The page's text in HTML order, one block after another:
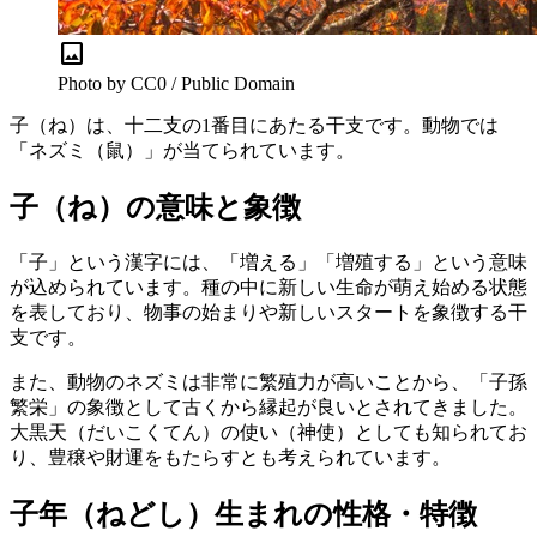
image
Photo by CC0 / Public Domain
子（ね）は、十二支の1番目にあたる干支です。動物では
「ネズミ（鼠）」が当てられています。
子（ね）の意味と象徴
「子」という漢字には、「増える」「増殖する」という意味
が込められています。種の中に新しい生命が萌え始める状態
を表しており、物事の始まりや新しいスタートを象徴する干
支です。
また、動物のネズミは非常に繁殖力が高いことから、「子孫
繁栄」の象徴として古くから縁起が良いとされてきました。
大黒天（だいこくてん）の使い（神使）としても知られてお
り、豊穣や財運をもたらすとも考えられています。
子年（ねどし）生まれの性格・特徴